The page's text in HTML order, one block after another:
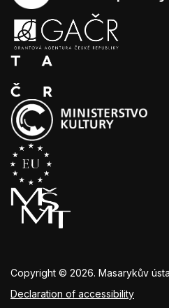
Copyright © 2026. Masarykův
Declaration of accessibility